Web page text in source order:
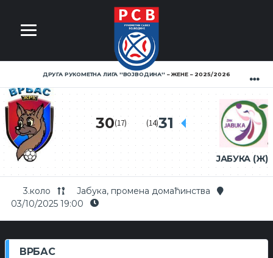
ДРУГА РУКОМЕТНА ЛИГА ''ВОЈВОДИНА'' ЖЕНЕ 2025/2026
ВРБАС
30(17)
ЈАБУКА (Ж)
(14)31
3.коло
Јабука, промена домаћинства
03/10/2025 19:00
ВРБАС